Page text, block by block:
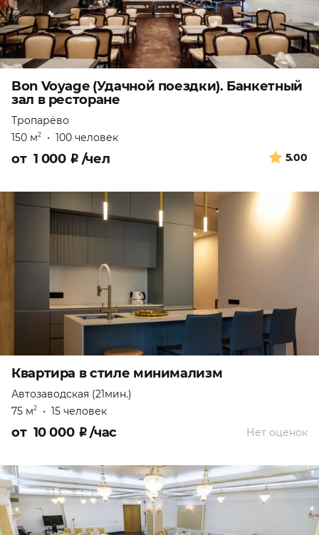
Bon Voyage (Удачной поездки). Банкетный
зал в ресторане
Тропарёво
150 м2 • 100 человек
5.00
от 1 000 ₽ /чел
Квартира в стиле минимализм
Автозаводская (21мин.)
75 м2 • 15 человек
Нет оценок
от 10 000 ₽/час